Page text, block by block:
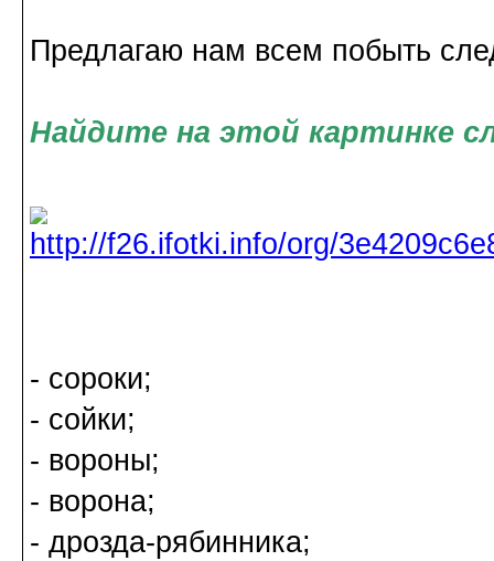
Предлагаю нам всем побыть
Найдите на этой картинке
- сороки;
- сойки;
- вороны;
- ворона;
- дрозда-рябинника;